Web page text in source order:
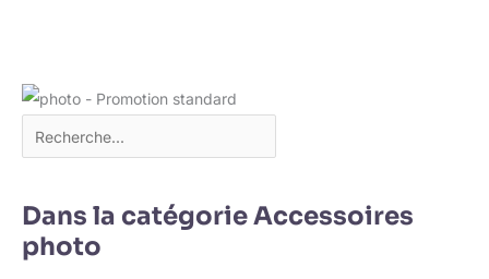
Dans la catégorie Accessoires
photo